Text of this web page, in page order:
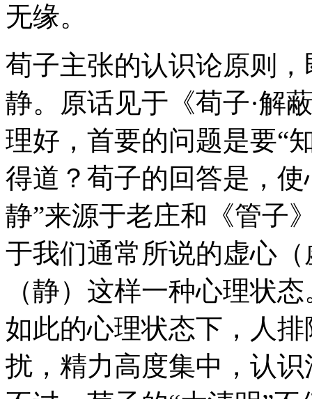
无缘。
荀子主张的认识论原则
静。原话见于《荀子·解
理好，首要的问题是要“
得道？荀子的回答是，
静”来源于老庄和《管子
于我们通常所说的虚心
（静）这样一种心理状
如此的心理状态下，人
扰，精力高度集中，认